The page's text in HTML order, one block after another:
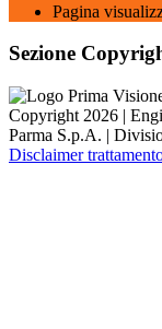
Pagina
Sezione
Copyright 2026 |
Parma S.p.A. |
Disclaimer